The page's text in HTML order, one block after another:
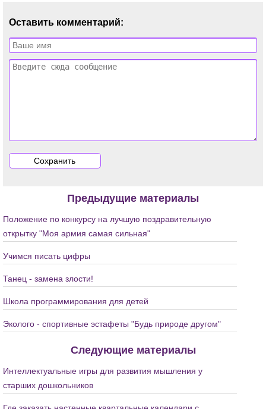
Оставить комментарий:
Предыдущие материалы
Положение по конкурсу на лучшую поздравительную
открытку "Моя армия самая сильная"
Учимся писать цифры
Танец - замена злости!
Школа программирования для детей
Эколого - спортивные эстафеты "Будь природе другом"
Следующие материалы
Интеллектуальные игры для развития мышления у
старших дошкольников